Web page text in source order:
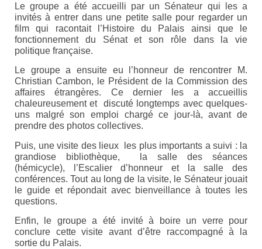
Le groupe a été accueilli par un Sénateur qui les a
invités à entrer dans une petite salle pour regarder un
film qui racontait l’Histoire du Palais ainsi que le
fonctionnement du Sénat et son rôle dans la vie
politique française.
Le groupe a ensuite eu l’honneur de rencontrer M.
Christian Cambon, le Président de la Commission des
affaires étrangères. Ce dernier les a accueillis
chaleureusement et discuté longtemps avec quelques-
uns malgré son emploi chargé ce jour-là, avant de
prendre des photos collectives.
Puis, une visite des lieux les plus importants a suivi : la
grandiose bibliothèque, la salle des séances
(hémicycle), l’Escalier d’honneur et la salle des
conférences. Tout au long de la visite, le Sénateur jouait
le guide et répondait avec bienveillance à toutes les
questions.
Enfin, le groupe a été invité à boire un verre pour
conclure cette visite avant d’être raccompagné à la
sortie du Palais.